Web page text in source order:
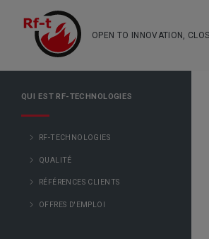
OPEN TO INNOVATION,
QUI EST RF-TECHNOLOGIES
RF-TECHNOLOGIES
QUALITÉ
RÉFÉRENCES CLIENTS
OFFRES D'EMPLOI